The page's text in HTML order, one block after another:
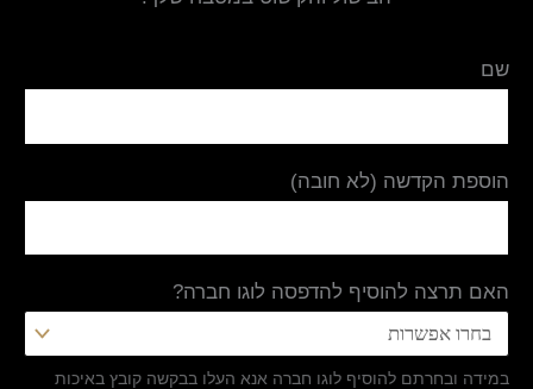
שם
הוספת הקדשה (לא חובה)
האם תרצה להוסיף להדפסה לוגו חברה?
במידה ובחרתם להוסיף לוגו חברה אנא העלו בבקשה קובץ באיכות